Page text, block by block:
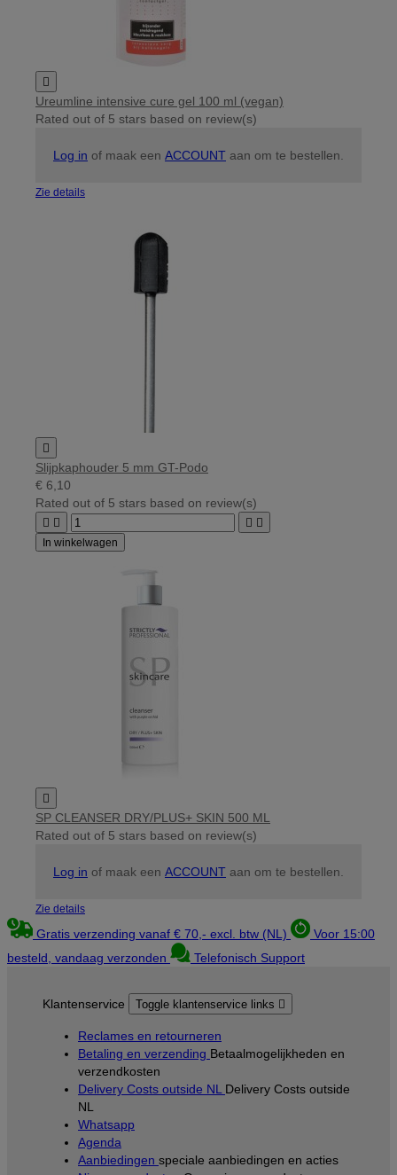

Ureumline intensive cure gel 100 ml (vegan)
Rated out of 5 stars based on review(s)
Log in of maak een ACCOUNT aan om te bestellen.
Zie details

Slijpkaphouder 5 mm GT-Podo
€ 6,10
Rated out of 5 stars based on review(s)
   
In winkelwagen

SP CLEANSER DRY/PLUS+ SKIN 500 ML
Rated out of 5 stars based on review(s)
Log in of maak een ACCOUNT aan om te bestellen.
Zie details
Gratis verzending vanaf € 70,- excl. btw (NL)
Voor 15:00
besteld, vandaag verzonden
Telefonisch Support
Klantenservice Toggle klantenservice links 
Reclames en retourneren
Betaling en verzending Betaalmogelijkheden en
verzendkosten
Delivery Costs outside NL Delivery Costs outside
NL
Whatsapp
Agenda
Aanbiedingen speciale aanbiedingen en acties